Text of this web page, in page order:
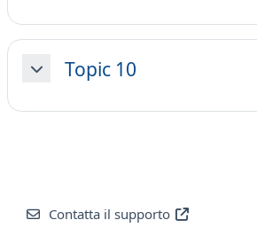
MinimizzaTopic 10
Contatta il supporto